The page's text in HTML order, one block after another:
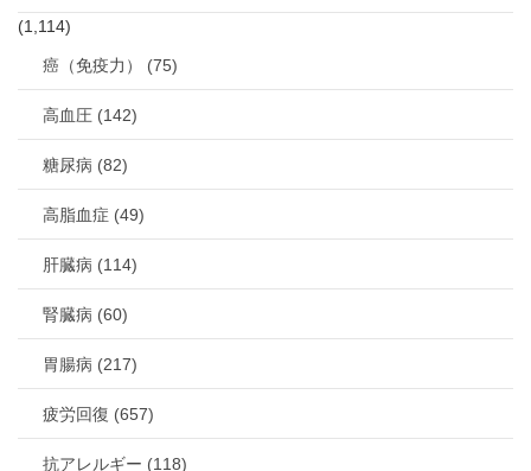
(1,114)
癌（免疫力） (75)
高血圧 (142)
糖尿病 (82)
高脂血症 (49)
肝臓病 (114)
腎臓病 (60)
胃腸病 (217)
疲労回復 (657)
抗アレルギー (118)